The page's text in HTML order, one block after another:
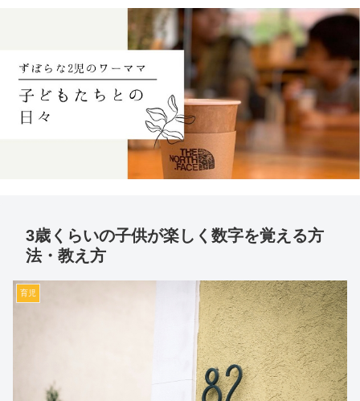
3歳くらいの子供が楽しく数字を覚える方
法・教え方
育児